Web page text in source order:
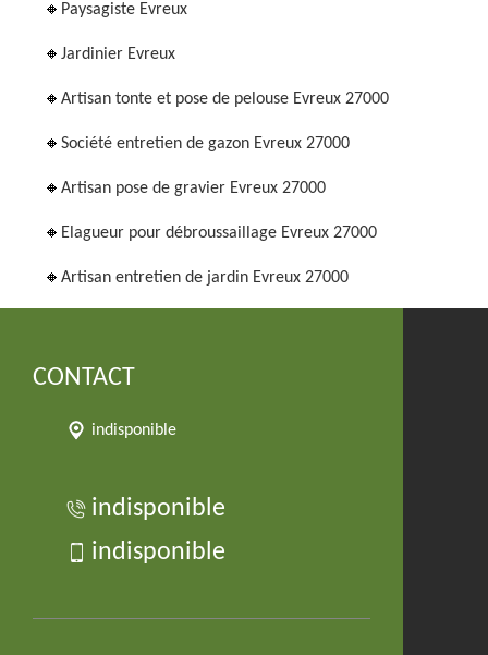
Paysagiste Evreux
Jardinier Evreux
Artisan tonte et pose de pelouse Evreux 27000
Société entretien de gazon Evreux 27000
Artisan pose de gravier Evreux 27000
Elagueur pour débroussaillage Evreux 27000
Artisan entretien de jardin Evreux 27000
CONTACT
indisponible
indisponible
indisponible